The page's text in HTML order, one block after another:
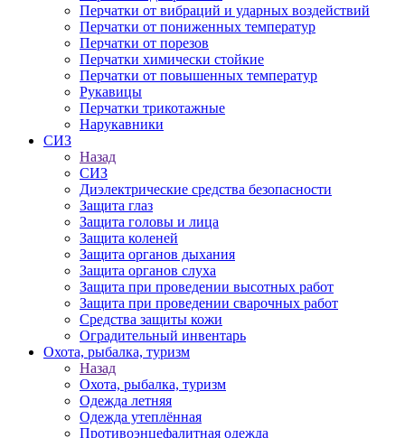
Перчатки от вибраций и ударных воздействий
Перчатки от пониженных температур
Перчатки от порезов
Перчатки химически стойкие
Перчатки от повышенных температур
Рукавицы
Перчатки трикотажные
Нарукавники
СИЗ
Назад
СИЗ
Диэлектрические средства безопасности
Защита глаз
Защита головы и лица
Защита коленей
Защита органов дыхания
Защита органов слуха
Защита при проведении высотных работ
Защита при проведении сварочных работ
Средства защиты кожи
Оградительный инвентарь
Охота, рыбалка, туризм
Назад
Охота, рыбалка, туризм
Одежда летняя
Одежда утеплённая
Противоэнцефалитная одежда